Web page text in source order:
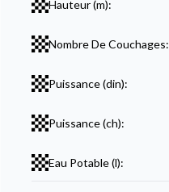
Hauteur (m):
Nombre De Couchages:
Puissance (din):
Puissance (ch):
Eau Potable (l):